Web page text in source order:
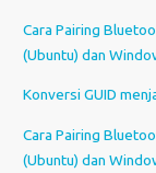
h
b
a
a
s
Cara Pairing
(Ubuntu) dan
Konversi GUID
Cara Pairing
(Ubuntu) dan